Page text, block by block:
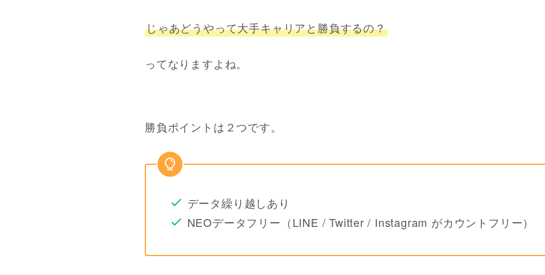
じゃあどうやって大手キャリアと勝負するの？
ってなりますよね。
勝負ポイントは２つです。
データ繰り越しあり
NEOデータフリー（LINE / Twitter / Instagram がカウントフリー）